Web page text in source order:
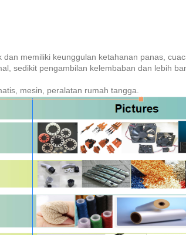
memiliki keunggulan ketahanan panas,
sedikit pengambilan kelembaban dan lebih
mesin, peralatan rumah tangga.